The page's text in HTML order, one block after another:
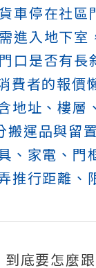
車停在社區
進入地下室
口是否有長
費者的報價
地址、樓層
搬運品與留
、家電、門
推行距離、
到底要怎麼